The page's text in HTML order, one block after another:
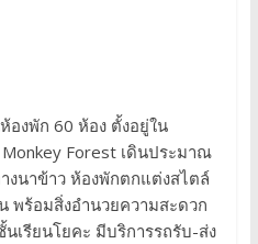
องพัก 60 ห้อง ตั้งอยู่ใน
Monkey Forest เดินประมาณ
นาข้าว ห้องพักตกแต่งสไตล์
พร้อมสิ่งอำนวยความสะดวก
เรียนโยคะ มีบริการรถรับ-ส่ง